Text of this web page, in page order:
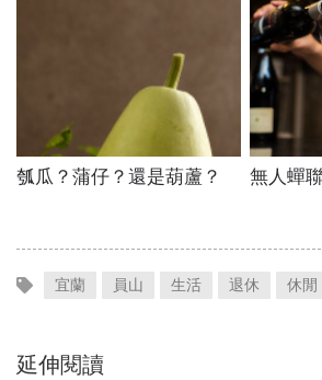
宜蘭 員山 生活 退休 休閒
延伸閱讀